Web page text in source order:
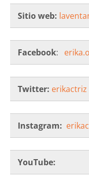
Sitio web:
Facebook:
Twitter: erikactriz
Instagram:
YouTube: